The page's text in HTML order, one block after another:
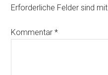
Erforderliche Felder sind
Kommentar*